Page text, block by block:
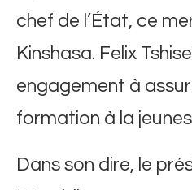
chef de l’État, ce
Kinshasa. Felix
engagement à
formation à la
Dans son dire, le